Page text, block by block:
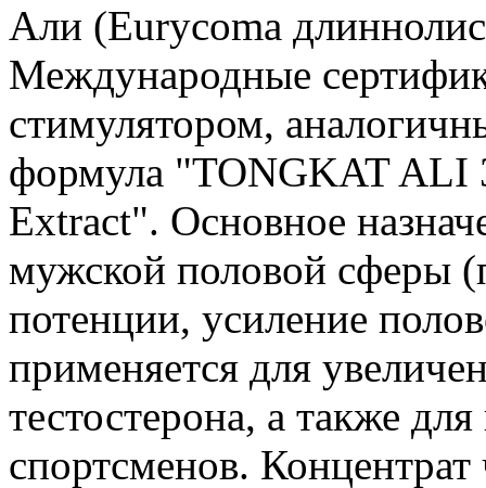
Али (Eurycoma
Международные
стимулятором,
формула "TONGKAT ALI
Extract". Основное
мужской половой сферы
потенции, усиление
применяется для
тестостерона, а также
спортсменов.